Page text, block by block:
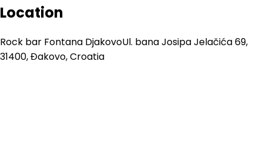
Location
Rock bar Fontana DjakovoUl. bana Josipa Jelačića 69,
31400, Đakovo, Croatia